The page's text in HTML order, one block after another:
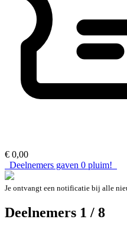
€ 0,00
Deelnemers gaven 0 pluim!
Je ontvangt een notificatie bij alle
Deelnemers 1 / 8